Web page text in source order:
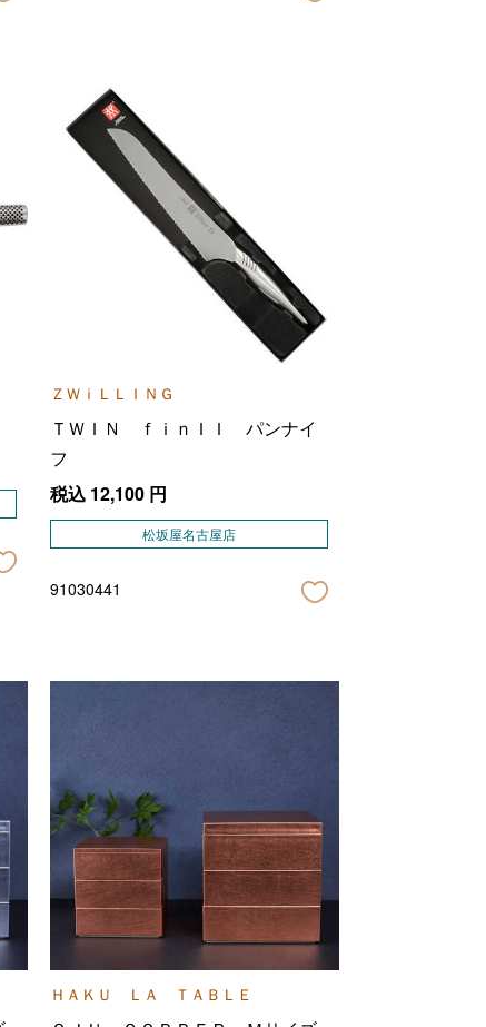
ＺＷｉＬＬＩＮＧ
ＴＷＩＮ ｆｉｎＩＩ パンナイ
フ
税込 12,100 円
松坂屋名古屋店
91030441
ＨＡＫＵ ＬＡ ＴＡＢＬＥ